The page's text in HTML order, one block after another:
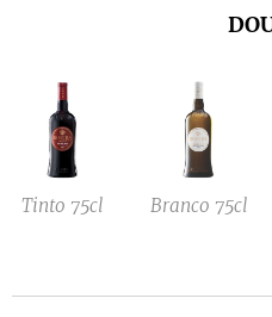
Tinto 75cl Branco 75cl